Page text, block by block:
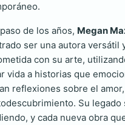
de los años, Megan
ser una autora versátil
con su arte,
vida a historias que
reflexiones sobre el
Su legado
y cada nueva obra